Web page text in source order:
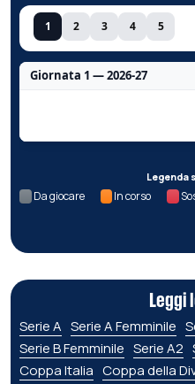
1 2 3 4 5
Giornata 1 — 2026-27
Legenda
Da giocare In corso
Leggi
Serie A Serie A Femminile
Serie B Femminile Serie A2
Coppa Italia Coppa della